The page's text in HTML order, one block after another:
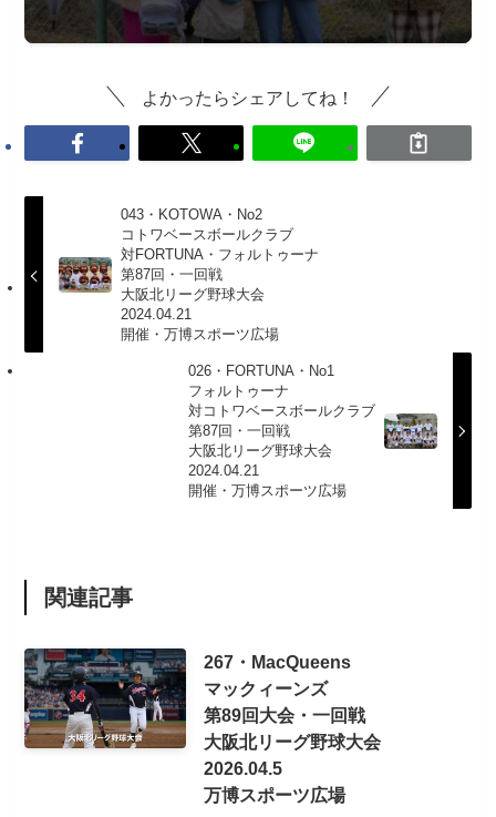
よかったらシェアしてね！
043・KOTOWA・No2
コトワベースボールクラブ
対FORTUNA・フォルトゥーナ
第87回・一回戦
大阪北リーグ野球大会
2024.04.21
開催・万博スポーツ広場
026・FORTUNA・No1
フォルトゥーナ
対コトワベースボールクラブ
第87回・一回戦
大阪北リーグ野球大会
2024.04.21
開催・万博スポーツ広場
関連記事
267・MacQueens
マックィーンズ
第89回大会・一回戦
大阪北リーグ野球大会
2026.04.5
万博スポーツ広場